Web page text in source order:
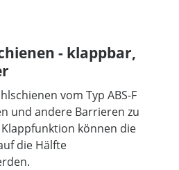
- klappbar,
vom Typ ABS-F
und andere Barrieren zu
können die
die Hälfte